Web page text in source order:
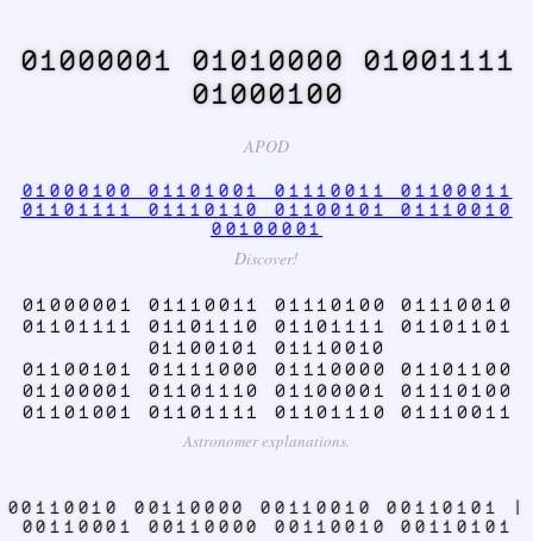
01000001 01010000 01001111
01000100
APOD
01000100 01101001 01110011 01100011
01101111 01110110 01100101 01110010
00100001
Discover!
01000001 01110011 01110100 01110010
01101111 01101110 01101111 01101101
01100101 01110010
01100101 01111000 01110000 01101100
01100001 01101110 01100001 01110100
01101001 01101111 01101110 01110011
Astronomer explanations.
00110010 00110000 00110010 00110101 |
00110001 00110000 00110010 00110101